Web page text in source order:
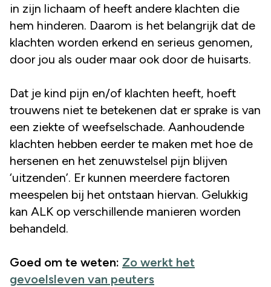
in zijn lichaam of heeft andere klachten die
hem hinderen. Daarom is het belangrijk dat de
klachten worden erkend en serieus genomen,
door jou als ouder maar ook door de huisarts.
Dat je kind pijn en/of klachten heeft, hoeft
trouwens niet te betekenen dat er sprake is van
een ziekte of weefselschade. Aanhoudende
klachten hebben eerder te maken met hoe de
hersenen en het zenuwstelsel pijn blijven
‘uitzenden’. Er kunnen meerdere factoren
meespelen bij het ontstaan hiervan. Gelukkig
kan ALK op verschillende manieren worden
behandeld.
Goed om te weten: Zo werkt het
gevoelsleven van peuters